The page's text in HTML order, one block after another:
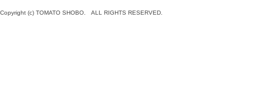
Copyright (c) TOMATO SHOBO. ALL RIGHTS RESERVED.